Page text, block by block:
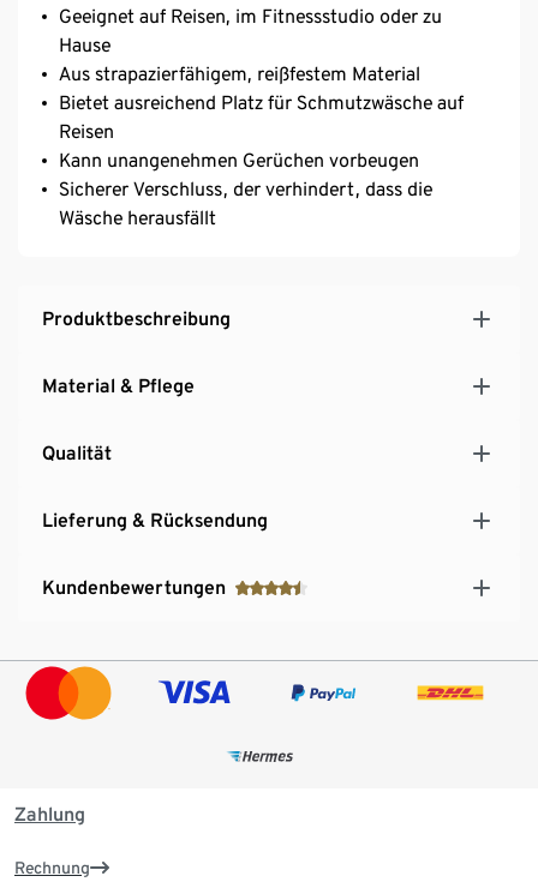
Geeignet auf Reisen, im Fitnessstudio oder zu
Hause
Aus strapazierfähigem, reißfestem Material
Bietet ausreichend Platz für Schmutzwäsche auf
Reisen
Kann unangenehmen Gerüchen vorbeugen
Sicherer Verschluss, der verhindert, dass die
Wäsche herausfällt
Produktbeschreibung
Material & Pflege
Qualität
Lieferung & Rücksendung
Kundenbewertungen
Zahlung
Rechnung